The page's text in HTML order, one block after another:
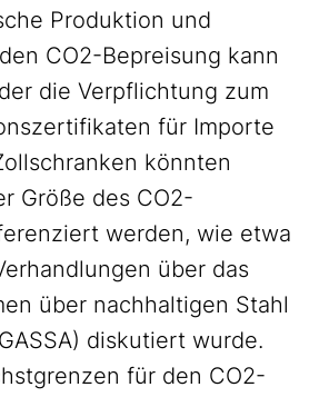
Produktion und
CO2-Bepreisung kann
die Verpflichtung zum
für Importe
könnten
Größe des CO2-
werden, wie etwa
über das
über nachhaltigen Stahl
diskutiert wurde.
für den CO2-